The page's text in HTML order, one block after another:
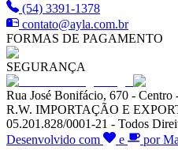
(54) 3391-1378
contato@ayla.com.br
FORMAS DE PAGAMENTO
SEGURANÇA
Rua José Bonifácio, 670 - Centro
R.W. IMPORTAÇÃO E
05.201.828/0001-21 - Todos
Desenvolvido com
e por